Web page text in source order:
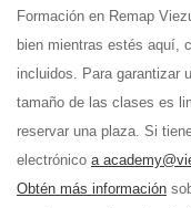
Formación en Remap
bien mientras estés aquí,
incluidos. Para garantizar
tamaño de las clases es
reservar una plaza. Si
electrónico a
Obtén más información